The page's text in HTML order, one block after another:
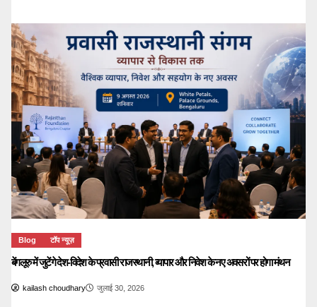
Blog टॉप न्यूज़
बेंगलूरु में जुटेंगे देश-विदेश के प्रवासी राजस्थानी, व्यापार और निवेश के नए अवसरों पर होगा मंथन
kailash choudhary जुलाई 30, 2026